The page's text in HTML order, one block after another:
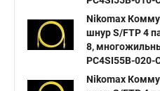
Nikomax
шнур S/FTP 4
8,
PC4SI55B-020-
Nikomax